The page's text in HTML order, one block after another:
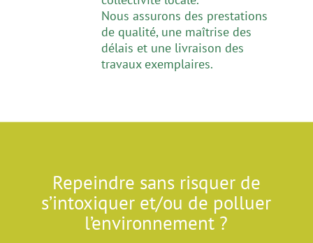
Nous assurons des prestations
de qualité, une maîtrise des
délais et une livraison des
travaux exemplaires.
Repeindre sans risquer de
s’intoxiquer et/ou de polluer
l’environnement ?